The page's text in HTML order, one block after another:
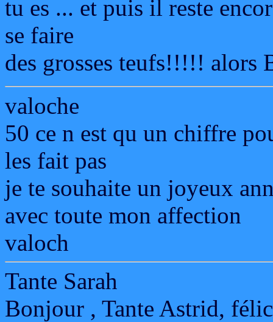
tu es ... et puis il reste
se faire
des grosses teufs!!!!!
valoche
50 ce n est qu un chiffre
les fait pas
je te souhaite un joyeux
avec toute mon affection
valoch
Tante Sarah
Bonjour , Tante Astrid,